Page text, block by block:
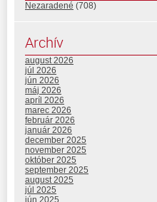
Nezaradené (708)
Archív
august 2026
júl 2026
jún 2026
máj 2026
apríl 2026
marec 2026
február 2026
január 2026
december 2025
november 2025
október 2025
september 2025
august 2025
júl 2025